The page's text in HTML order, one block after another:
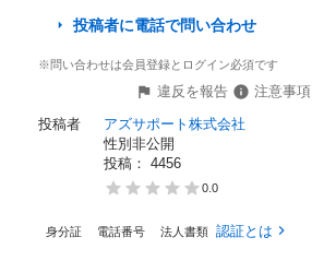
投稿者に電話で問い合わせ
※問い合わせは会員登録とログイン必須です
違反を報告
注意事項
投稿者
アズサポート株式会社
性別非公開
投稿： 4456
0.0
身分証 電話番号 法人書類 認証とは